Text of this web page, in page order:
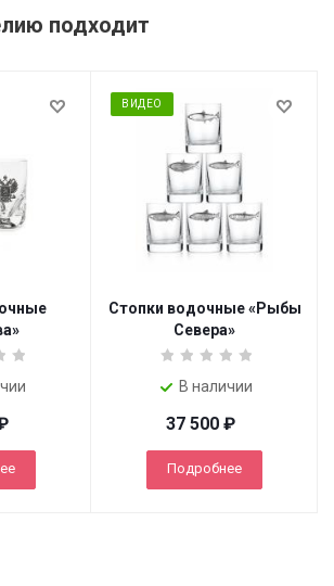
подходит
ВИДЕО
Стопки водочные «Рыбы
Севера»
В наличии
37 500 ₽
Подробнее